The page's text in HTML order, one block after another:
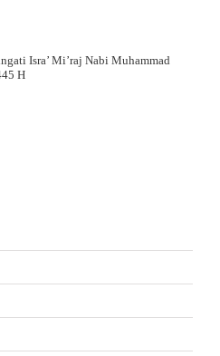
Isra’ Mi’raj Nabi Muhammad
H